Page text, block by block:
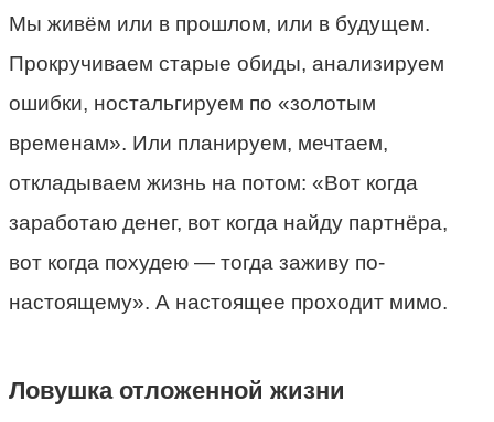
Мы живём или в прошлом, или в будущем.
Прокручиваем старые обиды, анализируем
ошибки, ностальгируем по «золотым
временам». Или планируем, мечтаем,
откладываем жизнь на потом: «Вот когда
заработаю денег, вот когда найду партнёра,
вот когда похудею — тогда заживу по-
настоящему». А настоящее проходит мимо.
Ловушка отложенной жизни